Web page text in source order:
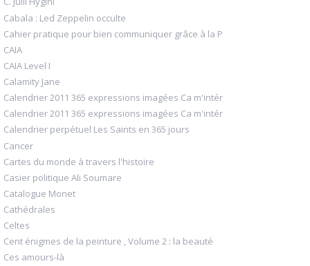
Cabala : Led Zeppelin occulte
Cahier pratique pour bien communiquer grâce à la P
CAIA
CAIA Level I
Calamity Jane
Calendrier 2011 365 expressions imagées Ca m'intér
Calendrier 2011 365 expressions imagées Ca m'intér
Calendrier perpétuel Les Saints en 365 jours
Cancer
Cartes du monde à travers l'histoire
Casier politique Ali Soumare
Catalogue Monet
Cathédrales
Celtes
Cent énigmes de la peinture , Volume 2 : la beauté
Ces amours-là